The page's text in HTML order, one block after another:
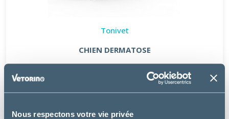
Nous respectons votre vie privée
Tonivet
CHIEN DERMATOSE